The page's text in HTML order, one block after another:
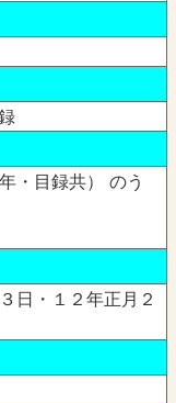
・目録共） のう
日・１２年正月２